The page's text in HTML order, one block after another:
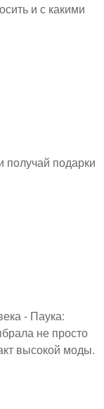
и с какими
получай подарки
- Паука:
не просто
высокой моды.